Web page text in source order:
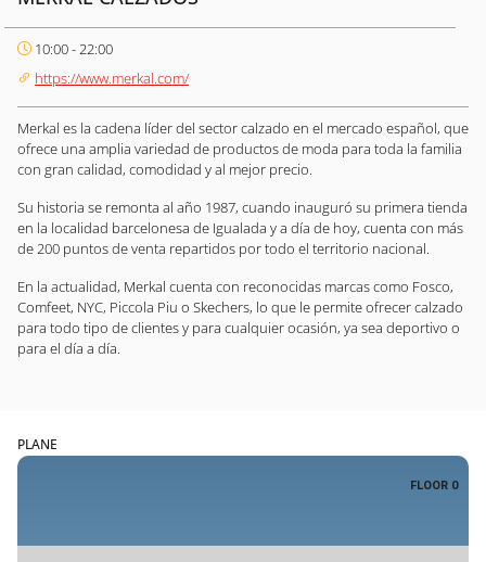
10:00 - 22:00
https://www.merkal.com/
Merkal es la cadena líder del sector calzado en el mercado español, que
ofrece una amplia variedad de productos de moda para toda la familia
con gran calidad, comodidad y al mejor precio.
Su historia se remonta al año 1987, cuando inauguró su primera tienda
en la localidad barcelonesa de Igualada y a día de hoy, cuenta con más
de 200 puntos de venta repartidos por todo el territorio nacional.
En la actualidad, Merkal cuenta con reconocidas marcas como Fosco,
Comfeet, NYC, Piccola Piu o Skechers, lo que le permite ofrecer calzado
para todo tipo de clientes y para cualquier ocasión, ya sea deportivo o
para el día a día.
PLANE